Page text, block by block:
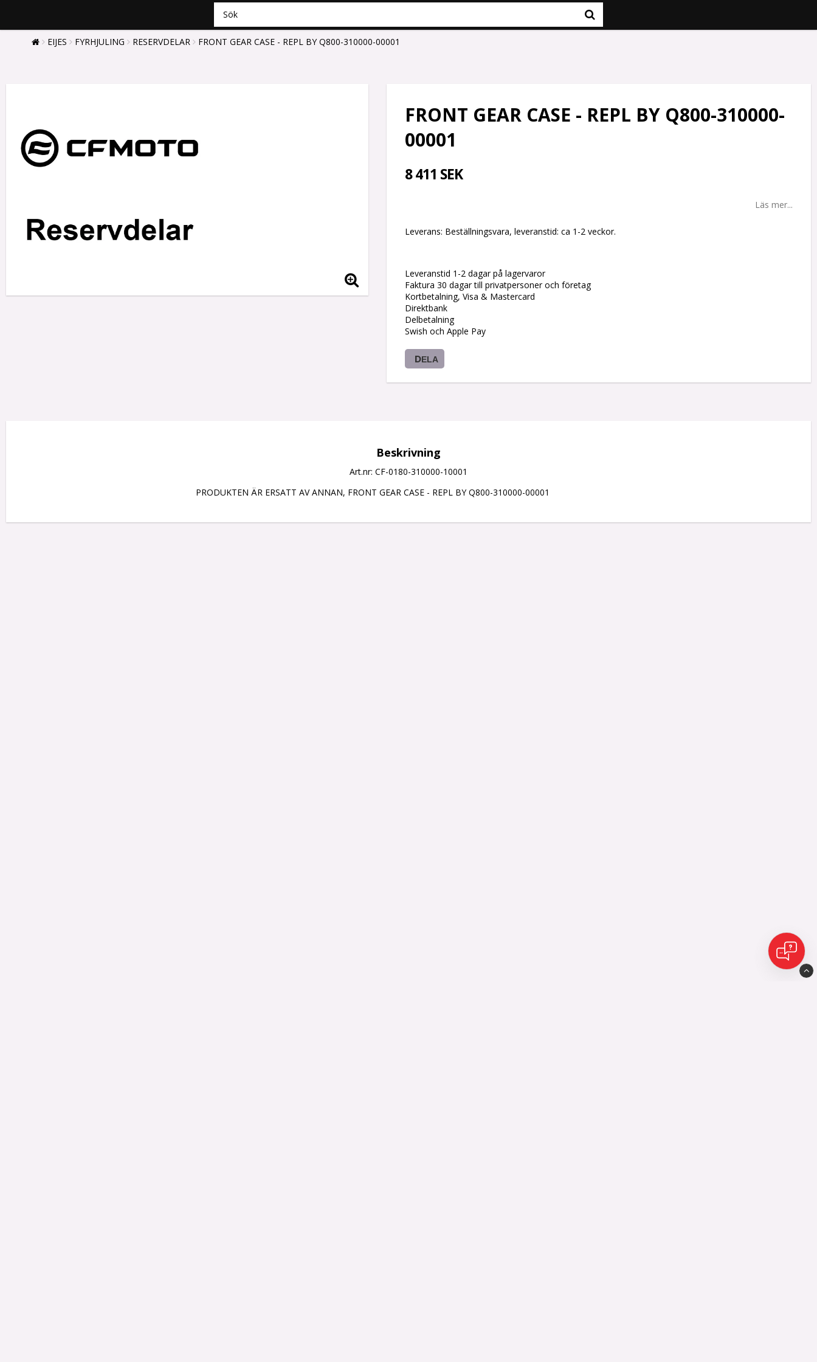
EIJES FYRHJULING RESERVDELAR FRONT GEAR CASE - REPL BY Q800-310000-00001
FRONT GEAR CASE - REPL BY Q800-310000-
00001
8 411 SEK
Läs mer...
Leverans: Beställningsvara, leveranstid: ca 1-2 veckor.
Leveranstid 1-2 dagar på lagervaror
Faktura 30 dagar till privatpersoner och företag
Kortbetalning, Visa & Mastercard
Direktbank
Delbetalning
Swish och Apple Pay
DELA
Beskrivning
Art.nr: CF-0180-310000-10001
PRODUKTEN ÄR ERSATT AV ANNAN, FRONT GEAR CASE - REPL BY Q800-310000-00001